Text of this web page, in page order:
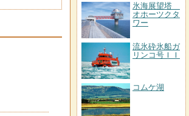
氷海展望塔
オホーツクタ
ワー
流氷砕氷船ガ
リンコ号ＩＩ
コムケ湖